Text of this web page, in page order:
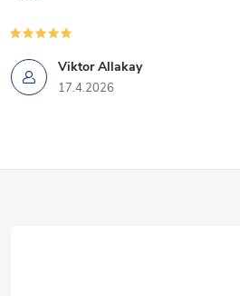
ý
p
s
Viktor Allakay
17.4.2026